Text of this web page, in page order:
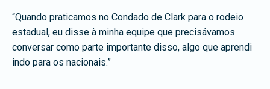
“Quando praticamos no Condado de Clark para o rodeio
estadual, eu disse à minha equipe que precisávamos
conversar como parte importante disso, algo que aprendi
indo para os nacionais.”